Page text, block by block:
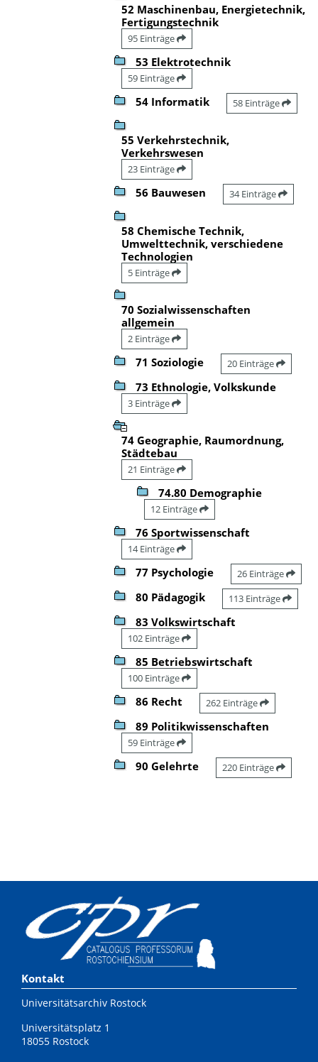
52 Maschinenbau, Energietechnik,
Fertigungstechnik
95 Einträge
53 Elektrotechnik
59 Einträge
54 Informatik 58 Einträge
55 Verkehrstechnik,
Verkehrswesen
23 Einträge
56 Bauwesen 34 Einträge
58 Chemische Technik,
Umwelttechnik, verschiedene
Technologien
5 Einträge
70 Sozialwissenschaften
allgemein
2 Einträge
71 Soziologie 20 Einträge
73 Ethnologie, Volkskunde
3 Einträge
74 Geographie, Raumordnung,
Städtebau
21 Einträge
74.80 Demographie
12 Einträge
76 Sportwissenschaft
14 Einträge
77 Psychologie 26 Einträge
80 Pädagogik 113 Einträge
83 Volkswirtschaft
102 Einträge
85 Betriebswirtschaft
100 Einträge
86 Recht 262 Einträge
89 Politikwissenschaften
59 Einträge
90 Gelehrte 220 Einträge
Kontakt
Universitätsarchiv Rostock
Universitätsplatz 1
18055 Rostock